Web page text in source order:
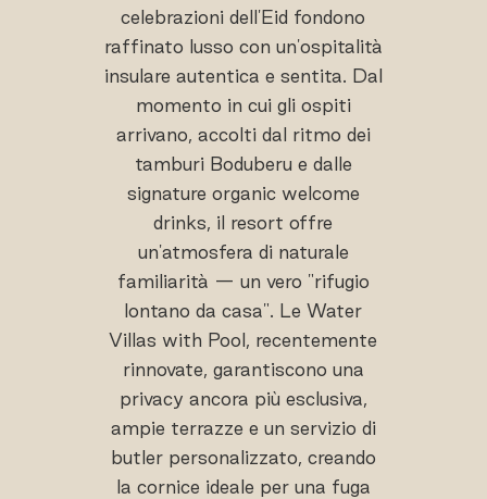
celebrazioni dell'Eid fondono
raffinato lusso con un'ospitalità
insulare autentica e sentita. Dal
momento in cui gli ospiti
arrivano, accolti dal ritmo dei
tamburi Boduberu e dalle
signature organic welcome
drinks, il resort offre
un'atmosfera di naturale
familiarità — un vero "rifugio
lontano da casa". Le Water
Villas with Pool, recentemente
rinnovate, garantiscono una
privacy ancora più esclusiva,
ampie terrazze e un servizio di
butler personalizzato, creando
la cornice ideale per una fuga